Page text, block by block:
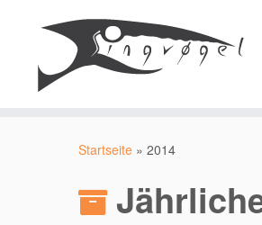
Startseite » 2014